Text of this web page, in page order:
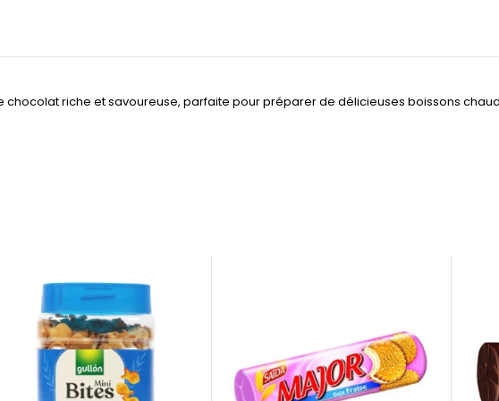
riche et savoureuse, parfaite pour préparer de délicieuses boissons